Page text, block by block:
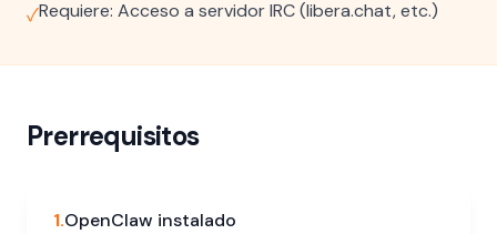
✓Requiere: Acceso a servidor IRC (libera.chat, etc.)
Prerrequisitos
1.OpenClaw instalado